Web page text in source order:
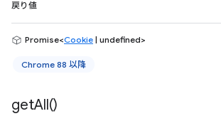
戻り値
Promise<Cookie | undefined>
Chrome 88 以降
getAll()